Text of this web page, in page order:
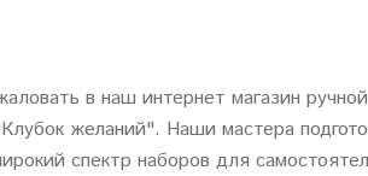
в наш интернет магазин ручной
Клубок желаний". Наши мастера
спектр наборов для